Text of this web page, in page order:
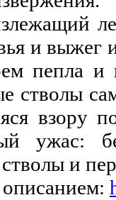
и выжег
пепла и
стволы
взору
ужас:
и